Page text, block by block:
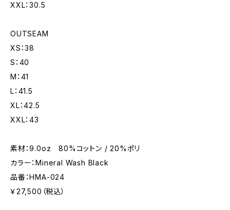
XXL：30.5
OUTSEAM
XS：38
S：40
M：41
L：41.5
XL：42.5
XXL：43
素材：9.0oz 80%コットン / 20%ポリ
カラー：Mineral Wash Black
品番：HMA-024
￥27,500（税込）